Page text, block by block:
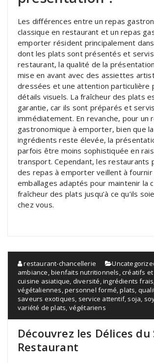
Les différences entre un repas
classique en restaurant et un repas
emporter résident principalement
dont les plats sont présentés et
restaurant, la qualité de la
mise en avant avec des assiettes
dressées et une attention particulière
détails visuels. La fraîcheur des plats
garantie, car ils sont préparés et servis
immédiatement. En revanche, pour un
gastronomique à emporter, bien que
ingrédients reste élevée, la
parfois être moins sophistiquée en
transport. Cependant, les restaurants
des repas à emporter veillent à fournir
emballages adaptés pour maintenir la
fraîcheur des plats jusqu’à ce qu’ils
chez vous.
restaurant-chancellerie
ambiance,bienfaits nutritionnels,créatifs
cuisine asiatique, diversité,ingrédients frais
végétaliennes,personnel formé,plats,
saveurs exotiques, service attentif, soja,
variété de plats, végétariens
Découvrez les Délices du
Restaurant